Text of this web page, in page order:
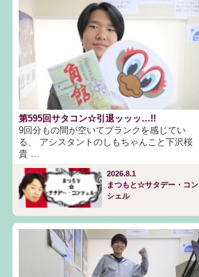
第595回サタコン☆引退ッッッ…!!
9回分もの間が空いてブランクを感じてい
る、 アシスタントのしもちゃんこと下沢桜
貴 …
2026.8.1
まつもと☆サタデー・コン
シェル